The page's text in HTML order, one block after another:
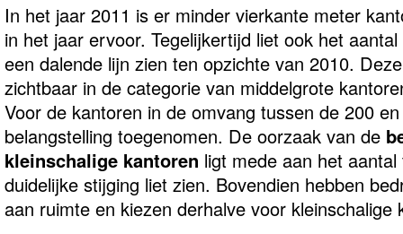
In het jaar 2011 is er minder vierkante meter
in het jaar ervoor. Tegelijkertijd liet ook het
een dalende lijn zien ten opzichte van 2010.
zichtbaar in de categorie van middelgrote
Voor de kantoren in de omvang tussen de 200
belangstelling toegenomen. De oorzaak van de
kleinschalige kantoren ligt mede aan het
duidelijke stijging liet zien. Bovendien hebben
aan ruimte en kiezen derhalve voor kleinschalige